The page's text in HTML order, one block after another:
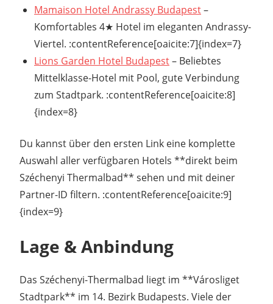
Mamaison Hotel Andrassy Budapest–
Komfortables 4★ Hotel im eleganten Andrassy-
Viertel. :contentReference[oaicite:7]{index=7}
Lions Garden Hotel Budapest– Beliebtes
Mittelklasse-Hotel mit Pool, gute Verbindung
zum Stadtpark. :contentReference[oaicite:8]
{index=8}
Du kannst über den ersten Link eine komplette
Auswahl aller verfügbaren Hotels **direkt beim
Széchenyi Thermalbad** sehen und mit deiner
Partner-ID filtern. :contentReference[oaicite:9]
{index=9}
Lage & Anbindung
Das Széchenyi-Thermalbad liegt im **Városliget
Stadtpark** im 14. Bezirk Budapests. Viele der